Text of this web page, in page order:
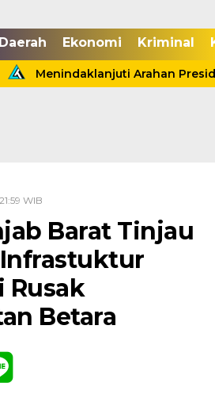
Daerah Ekonomi Kriminal
Menindaklanjuti Arahan
WIB
Barat Tinjau
Rusak
Betara